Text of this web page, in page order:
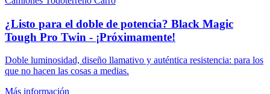
¿Listo para el doble de potencia? Black Magic
Tough Pro Twin - ¡Próximamente!
Doble luminosidad, diseño llamativo y auténtica resistencia: para los
que no hacen las cosas a medias.
Más información